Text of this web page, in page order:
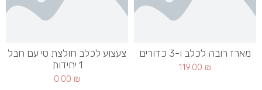
מארז רובה לכלב ו-3 כדורים
119.00 ₪
צעצוע לכלב חולצת טי עם חבל
1 יחידות
0.00 ₪